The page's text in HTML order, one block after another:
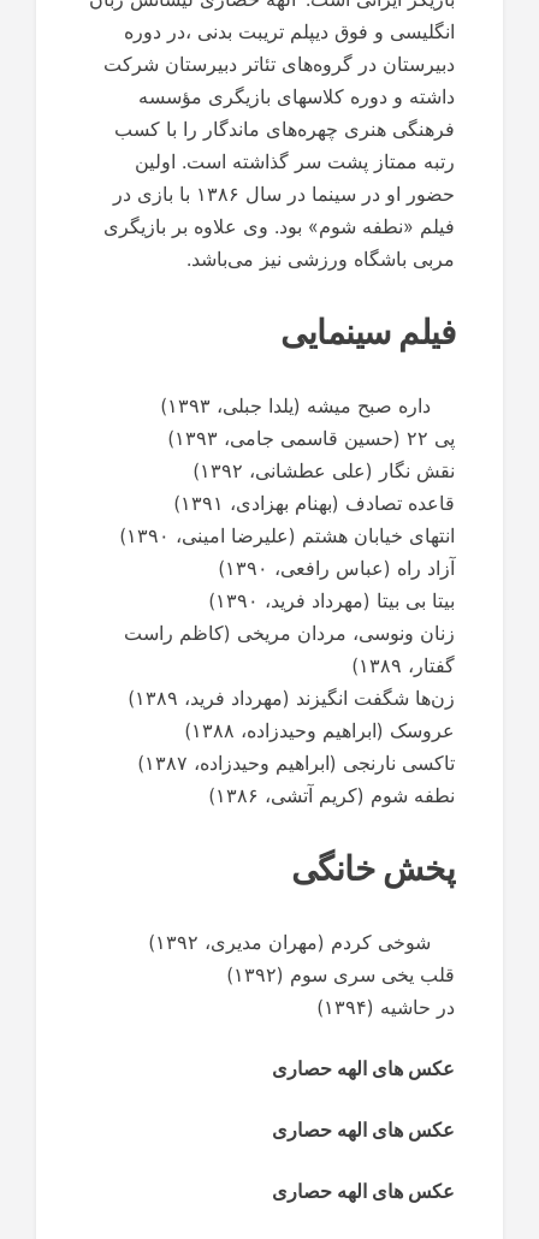
انگليسى و فوق ديپلم تريبت بدنى ،در دوره
دبیرستان در گروه‌های تئاتر دبیرستان شرکت
داشته و دوره کلاسهای بازیگری مؤسسه
فرهنگی هنری چهره‌های ماندگار را با کسب
رتبه ممتاز پشت سر گذاشته است. اولین
حضور او در سینما در سال ۱۳۸۶ با بازی در
فیلم «نطفه شوم» بود. وی علاوه بر بازیگری
مربی باشگاه ورزشی نیز می‌باشد.
فیلم سینمایی
داره صبح میشه (یلدا جبلی، ۱۳۹۳)
پی ۲۲ (حسین قاسمی جامی، ۱۳۹۳)
نقش نگار (علی عطشانی، ۱۳۹۲)
قاعده تصادف (بهنام بهزادی، ۱۳۹۱)
انتهای خیابان هشتم (علیرضا امینی، ۱۳۹۰)
آزاد راه (عباس رافعی، ۱۳۹۰)
بیتا بی بیتا (مهرداد فرید، ۱۳۹۰)
زنان ونوسی، مردان مریخی (کاظم راست
گفتار، ۱۳۸۹)
زن‌ها شگفت انگیزند (مهرداد فرید، ۱۳۸۹)
عروسک (ابراهیم وحیدزاده، ۱۳۸۸)
تاکسی نارنجی (ابراهیم وحیدزاده، ۱۳۸۷)
نطفه شوم (کریم آتشی، ۱۳۸۶)
پخش خانگی
شوخی کردم (مهران مدیری، ۱۳۹۲)
قلب یخی سری سوم (۱۳۹۲)
در حاشیه (۱۳۹۴)
عکس های الهه حصاری
عکس های الهه حصاری
عکس های الهه حصاری